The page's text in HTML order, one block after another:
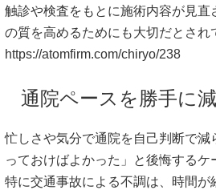
触診や検査をもとに施術内容が見直
の質を高めるためにも大切だとされ
https://atomfirm.com/chiryo/238
通院ペースを勝手に
忙しさや気分で通院を自己判断で減
っておけばよかった」と後悔するケ
特に交通事故による不調は、時間が